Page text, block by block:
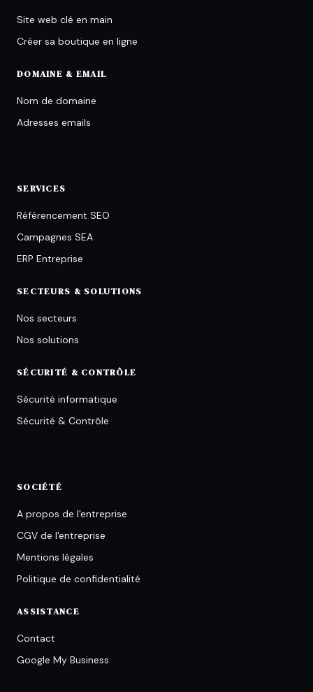
Site web clé en main
Créer sa boutique en ligne
DOMAINE & EMAIL
Nom de domaine
Adresses emails
SERVICES
Référencement SEO
Campagnes SEA
ERP Entreprise
SECTEURS & SOLUTIONS
Nos secteurs
Nos solutions
SÉCURITÉ & CONTRÔLE
Sécurité informatique
Sécurité & Contrôle
SOCIÉTÉ
A propos de l'entreprise
CGV de l'entreprise
Mentions légales
Politique de confidentialité
ASSISTANCE
Contact
Google My Business